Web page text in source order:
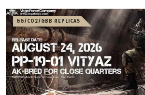
GG/CO2/GBB REPLICAS